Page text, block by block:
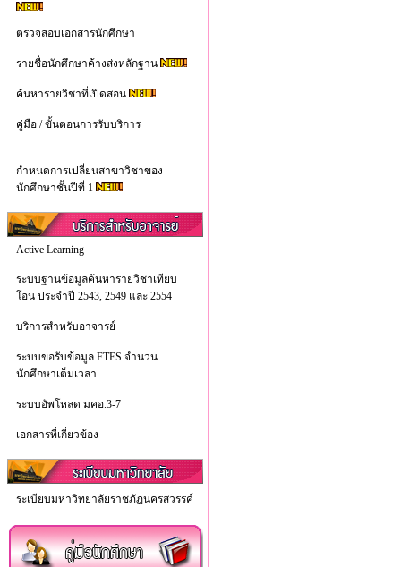
ตรวจสอบเอกสารนักศึกษา
รายชื่อนักศึกษาค้างส่งหลักฐาน
ค้นหารายวิชาที่เปิดสอน
คู่มือ / ขั้นตอนการรับบริการ
กำหนดการเปลี่ยนสาขาวิชาของ
นักศึกษาชั้นปีที่ 1
Active Learning
ระบบฐานข้อมูลค้นหารายวิชาเทียบ
โอน ประจำปี 2543, 2549 และ 2554
บริการสำหรับอาจารย์
ระบบขอรับข้อมูล FTES จำนวน
นักศึกษาเต็มเวลา
ระบบอัพโหลด มคอ.3-7
เอกสารที่เกี่ยวข้อง
ระเบียบมหาวิทยาลัยราชภัฏนครสวรรค์